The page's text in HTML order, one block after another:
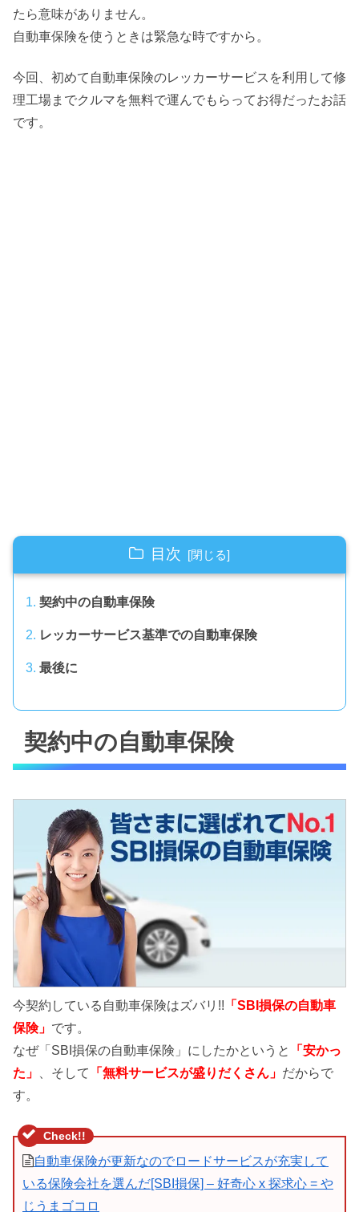
たら意味がありません。
自動車保険を使うときは緊急な時ですから。
今回、初めて自動車保険のレッカーサービスを利用して修
理工場までクルマを無料で運んでもらってお得だったお話
です。
目次
契約中の自動車保険
レッカーサービス基準での自動車保険
最後に
契約中の自動車保険
今契約している自動車保険はズバリ!! 「SBI損保の自動車
保険」 です。
なぜ「SBI損保の自動車保険」にしたかというと
「安かっ
た」
、そして 「無料サービスが盛りだくさん」 だからで
す。
自動車保険が更新なのでロードサービスが充実して
いる保険会社を選んだ[SBI損保] – 好奇心 x 探求心 = や
じうまゴコロ